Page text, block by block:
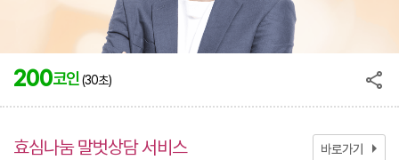
200코인(30초)
효심나눔 말벗상담 서비스 바로가기 arrow_right